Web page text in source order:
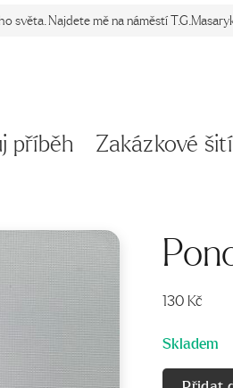
světa. Najdete mě na náměstí
příběh Zakázkové šití
130 Kč
Skladem